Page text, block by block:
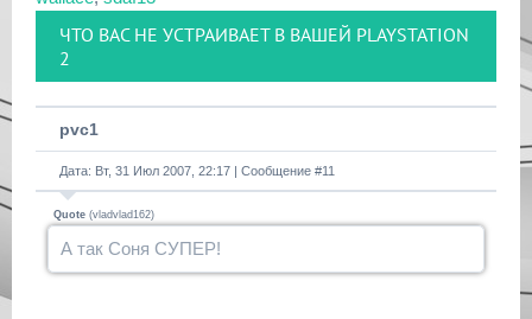
ЧТО ВАС НЕ УСТРАИВАЕТ В ВАШЕЙ PLAYSTATION
2
pvc1
Дата: Вт, 31 Июл 2007, 22:17 | Сообщение #11
Quote (vladvlad162)
А так Соня СУПЕР!